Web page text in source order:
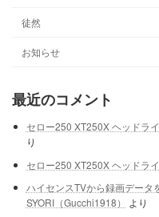
徒然
お知らせ
最近のコメント
セロー250 XT250X ヘッドラ
り
セロー250 XT250X ヘッドラ
ハイセンスTVから録画データ
SYORI（Gucchi1918）
より